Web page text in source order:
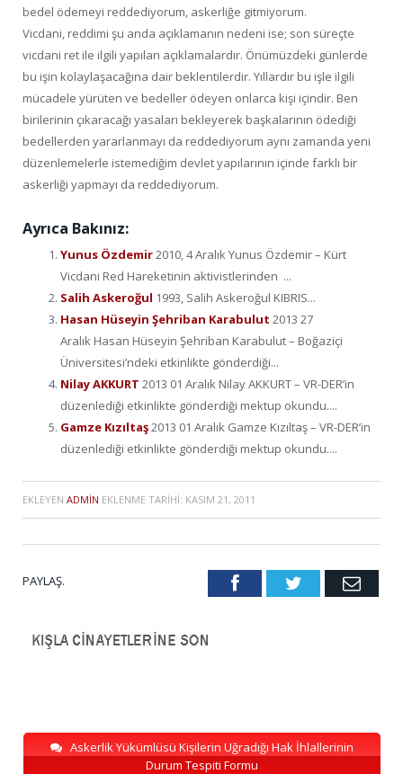
bedel ödemeyi reddediyorum, askerliğe gitmiyorum.
Vicdani, reddimi şu anda açıklamanın nedeni ise; son süreçte
vicdani ret ile ilgili yapılan açıklamalardır. Önümüzdeki günlerde
bu işin kolaylaşacağına dair beklentilerdir. Yıllardır bu işle ilgili
mücadele yürüten ve bedeller ödeyen onlarca kişi içindir. Ben
birilerinin çıkaracağı yasaları bekleyerek başkalarının ödediği
bedellerden yararlanmayı da reddediyorum aynı zamanda yeni
düzenlemelerle istemediğim devlet yapılarının içinde farklı bir
askerliği yapmayı da reddediyorum.
Ayrıca Bakınız:
Yunus Özdemir2010, 4 Aralık Yunus Özdemir – Kürt
Vicdani Red Hareketinin aktivistlerinden ...
Salih Askeroğul 1993, Salih Askeroğul KIBRIS...
Hasan Hüseyin Şehriban Karabulut 2013 27
Aralık Hasan Hüseyin Şehriban Karabulut – Boğaziçi
Üniversitesi’ndeki etkinlikte gönderdiği...
Nilay AKKURT 2013 01 Aralık Nilay AKKURT – VR-DER’in
düzenlediği etkinlikte gönderdiği mektup okundu....
Gamze Kızıltaş2013 01 Aralık Gamze Kızıltaş – VR-DER’in
düzenlediği etkinlikte gönderdiği mektup okundu....
EKLEYEN ADMIN EKLENME TARIHI: KASIM 21, 2011
PAYLAŞ. FacebookTwitter Email
Askerlik Yükümlüsü Kişilerin Uğradığı Hak İhlallerinin
Durum Tespiti Formu